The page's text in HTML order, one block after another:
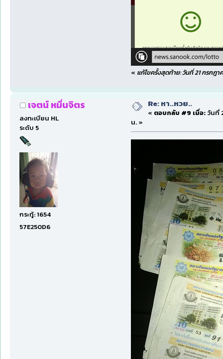
« แก้ไขครั้งสุดท้าย: วันที่ 21 กรกฎ
เจตน์ หมื่นจิตร
ลงทะเบียน HL
ระดับ 5
กระทู้: 1654
57E250D6
Re: หา..หวย..
« ตอบกลับ #9 เมื่อ:วันที่
น. »